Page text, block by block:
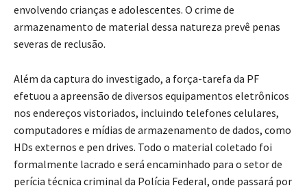
envolvendo crianças e adolescentes. O crime de
armazenamento de material dessa natureza prevê penas
severas de reclusão.
Além da captura do investigado, a força-tarefa da PF
efetuou a apreensão de diversos equipamentos eletrônicos
nos endereços vistoriados, incluindo telefones celulares,
computadores e mídias de armazenamento de dados, como
HDs externos e pen drives. Todo o material coletado foi
formalmente lacrado e será encaminhado para o setor de
perícia técnica criminal da Polícia Federal, onde passará por